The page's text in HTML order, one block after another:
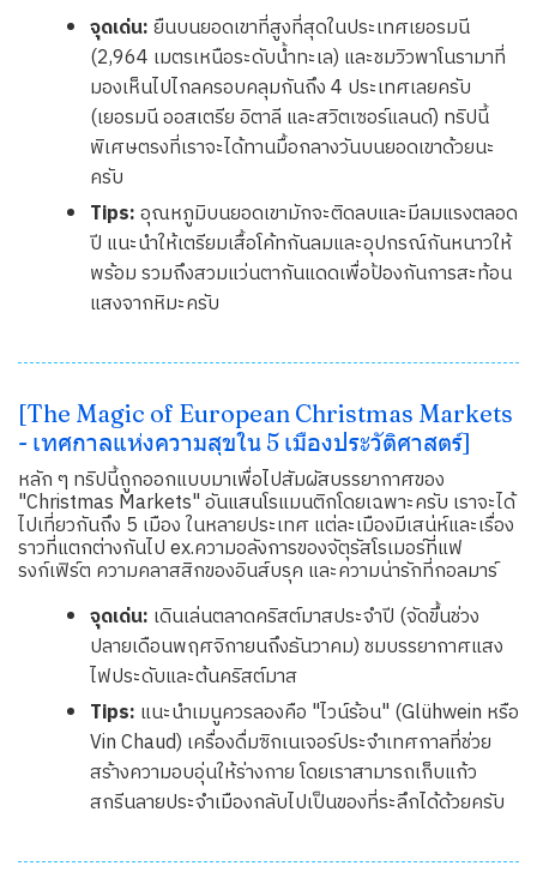
จุดเด่น:ยืนบนยอดเขาที่สูงที่สุดในประเทศเยอรมนี
(2,964 เมตรเหนือระดับน้ำทะเล) และชมวิวพาโนรามาที่
มองเห็นไปไกลครอบคลุมกันถึง 4 ประเทศเลยครับ
(เยอรมนี ออสเตรีย อิตาลี และสวิตเซอร์แลนด์) ทริปนี้
พิเศษตรงที่เราจะได้ทานมื้อกลางวันบนยอดเขาด้วยนะ
ครับ
Tips:อุณหภูมิบนยอดเขามักจะติดลบและมีลมแรงตลอด
ปี แนะนำให้เตรียมเสื้อโค้ทกันลมและอุปกรณ์กันหนาวให้
พร้อม รวมถึงสวมแว่นตากันแดดเพื่อป้องกันการสะท้อน
แสงจากหิมะครับ
[The Magic of European Christmas Markets
- เทศกาลแห่งความสุขใน 5 เมืองประวัติศาสตร์]
หลัก ๆ ทริปนี้ถูกออกแบบมาเพื่อไปสัมผัสบรรยากาศของ
"Christmas Markets" อันแสนโรแมนติกโดยเฉพาะครับ เราจะได้
ไปเที่ยวกันถึง 5 เมือง ในหลายประเทศ แต่ละเมืองมีเสน่ห์และเรื่อง
ราวที่แตกต่างกันไป ex.ความอลังการของจัตุรัสโรเมอร์ที่แฟ
รงก์เฟิร์ต ความคลาสสิกของอินส์บรุค และความน่ารักที่กอลมาร์
จุดเด่น: เดินเล่นตลาดคริสต์มาสประจำปี (จัดขึ้นช่วง
ปลายเดือนพฤศจิกายนถึงธันวาคม) ชมบรรยากาศแสง
ไฟประดับและต้นคริสต์มาส
Tips: แนะนำเมนูควรลองคือ "ไวน์ร้อน" (Glühwein หรือ
Vin Chaud) เครื่องดื่มซิกเนเจอร์ประจำเทศกาลที่ช่วย
สร้างความอบอุ่นให้ร่างกาย โดยเราสามารถเก็บแก้ว
สกรีนลายประจำเมืองกลับไปเป็นของที่ระลึกได้ด้วยครับ